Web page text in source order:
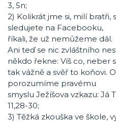
3, 5n;
2) Kolikrát jme si, milí bratři,
sledujete na Facebooku,
říkali, že už nemůžeme dál.
Ani teď se nic zvláštního
někdo řekne: Víš co, neber
tak vážně a svěř to koňovi.
porozumíme pravému
smyslu Ježíšova vzkazu: Já
11,28-30;
3) Těžká zkouška ve škole,